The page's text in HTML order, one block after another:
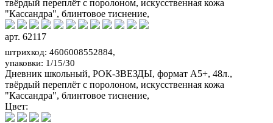
твёрдый переплёт с поролоном, искусственная кожа
"Кассандра", блинтовое тиснение,
арт. 62117
штрихкод: 4606008552884,
упаковки: 1/15/30
Дневник школьный, РОК-ЗВЕЗДЫ, формат А5+, 48л.,
твёрдый переплёт с поролоном, искусственная кожа
"Кассандра", блинтовое тиснение,
Цвет: